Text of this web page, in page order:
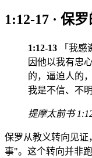
1:12-17 · 保
1:12-13 「我感
因他以我有忠
的，逼迫人的
我是不信、不
提摩太前书
保罗从教义转向见
事"。这个转向并非